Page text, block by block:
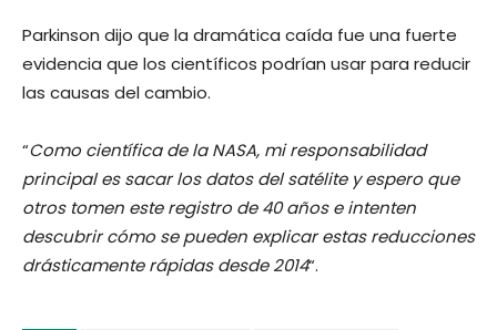
Parkinson dijo que la dramática caída fue una fuerte
evidencia que los científicos podrían usar para reducir
las causas del cambio.
“Como científica de la NASA, mi responsabilidad
principal es sacar los datos del satélite y espero que
otros tomen este registro de 40 años e intenten
descubrir cómo se pueden explicar estas reducciones
drásticamente rápidas desde 2014“.